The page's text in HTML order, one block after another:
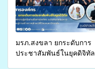
มรภ.สงขลา ยกระดับการ
ประชาสัมพันธ์ในยุคดิจิทัล